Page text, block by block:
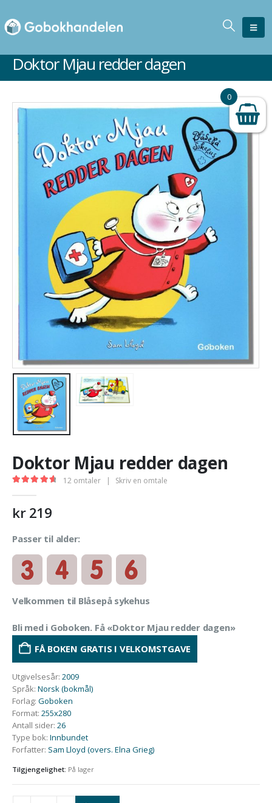
Doktor Mjau redder dagen
Doktor Mjau redder dagen
12 omtaler | Skriv en omtale
kr219
Passer til alder:
Velkommen til Blåsepå sykehus
Bli med i Goboken. Få «Doktor Mjau redder dagen»
FÅ BOKEN GRATIS I VELKOMSTGAVE
Utgivelsesår: 2009
Språk: Norsk (bokmål)
Forlag: Goboken
Format: 255x280
Antall sider: 26
Type bok: Innbundet
Forfatter: Sam Lloyd (overs. Elna Grieg)
Tilgjengelighet: På lager
0